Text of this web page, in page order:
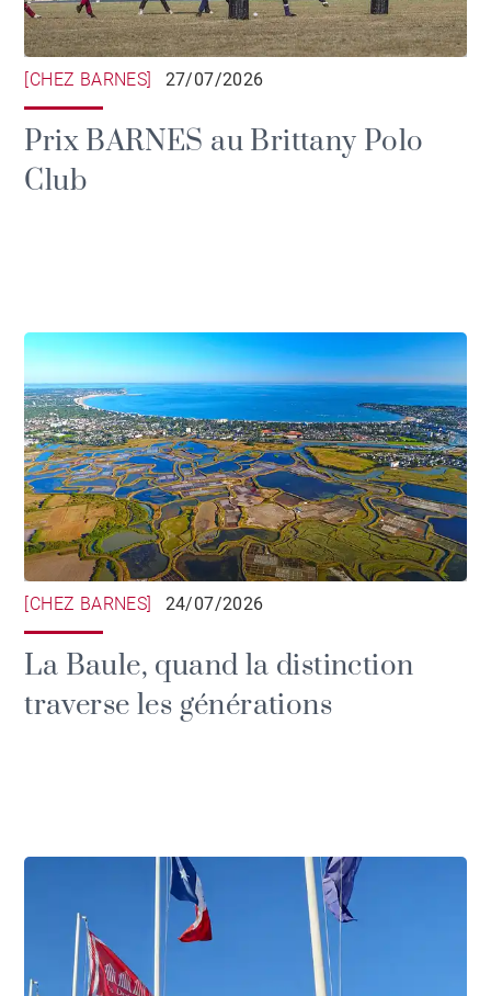
[CHEZ BARNES] 27/07/2026
Prix BARNES au Brittany Polo
Club
[CHEZ BARNES] 24/07/2026
La Baule, quand la distinction
traverse les générations